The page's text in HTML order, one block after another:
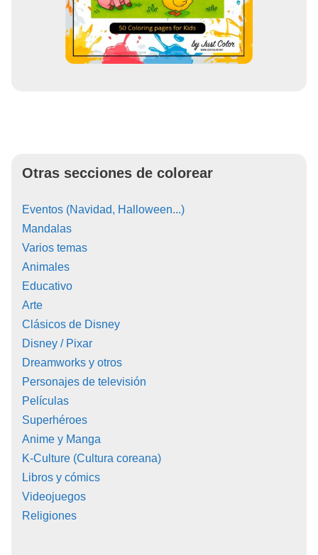
Otras secciones de colorear
Eventos (Navidad, Halloween...)
Mandalas
Varios temas
Animales
Educativo
Arte
Clásicos de Disney
Disney / Pixar
Dreamworks y otros
Personajes de televisión
Películas
Superhéroes
Anime y Manga
K-Culture (Cultura coreana)
Libros y cómics
Videojuegos
Religiones